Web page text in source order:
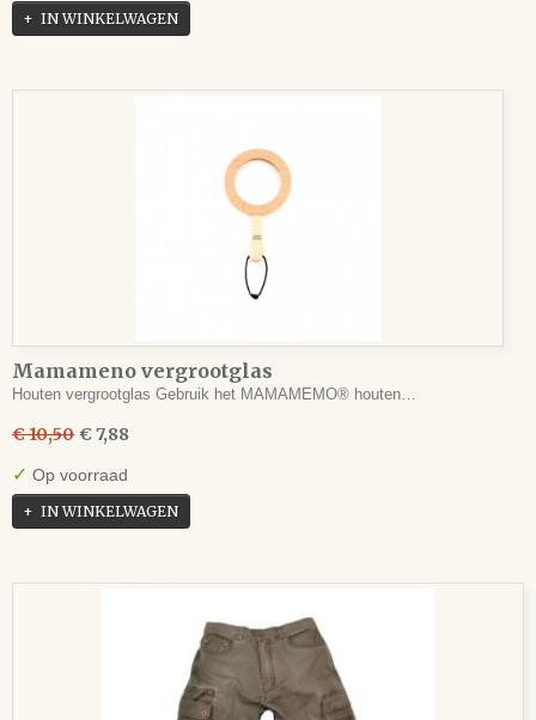
IN WINKELWAGEN
Mamameno vergrootglas
Houten vergrootglas Gebruik het MAMAMEMO® houten…
€ 10,50 € 7,88
✓ Op voorraad
IN WINKELWAGEN